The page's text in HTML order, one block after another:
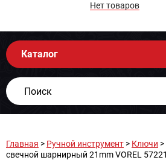
Нет товаров
Каталог
Главная > Ручной инструмент > Ключи >
свечной шарнирный 21mm VOREL 57221